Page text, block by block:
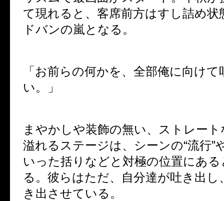
て現れると、客席前方はすし詰め状
ドバンの嵐となる。
「お前らの何かを、全部俺に向け
い。」
まやかしや装飾の無い、ストレー
溢れるステージは、シーンの“流行”
いった括りなどと対極の位置にあ
る。彼らはただ、自分達が吐き出し
き出させている。